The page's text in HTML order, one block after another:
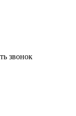
звонок